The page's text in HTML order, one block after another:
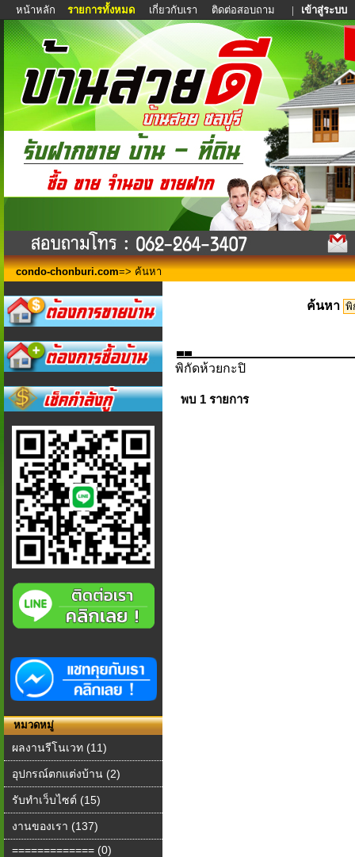
หน้าหลัก รายการทั้งหมด เกี่ยวกับเรา ติดต่อสอบถาม | เข้าสู่ระบบ
condo-chonburi.com=> ค้นหา
หมวดหมู่
ผลงานรีโนเวท (11)
อุปกรณ์ตกแต่งบ้าน (2)
รับทำเว็บไซต์ (15)
งานของเรา (137)
============= (0)
ค้นหา
พิกัดห้วยกะปิ
พบ 1 รายการ